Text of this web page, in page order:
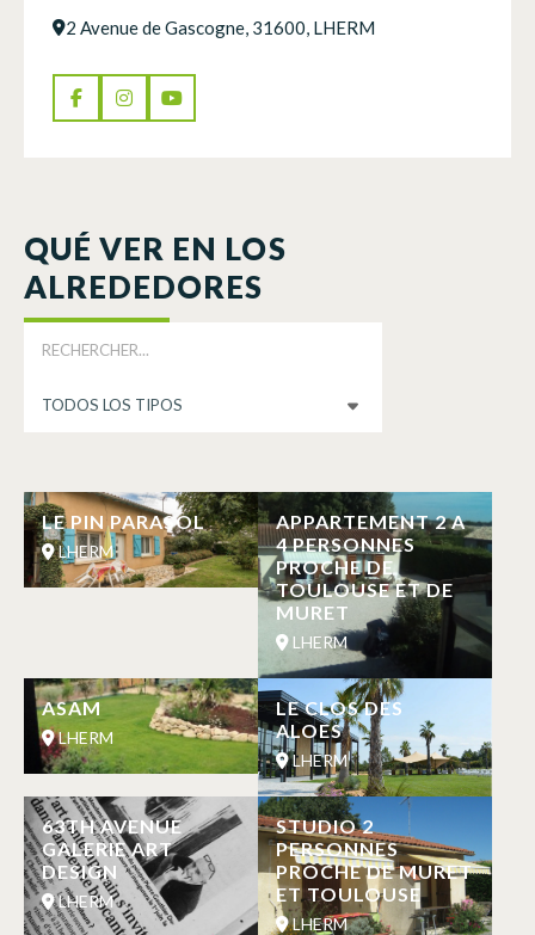
2 Avenue de Gascogne, 31600, LHERM
QUÉ VER EN LOS
ALREDEDORES
LE PIN PARASOL
LHERM
APPARTEMENT 2 A
4 PERSONNES
PROCHE DE
TOULOUSE ET DE
MURET
LHERM
ASAM
LHERM
LE CLOS DES
ALOES
LHERM
63TH AVENUE
GALERIE ART
DESIGN
LHERM
STUDIO 2
PERSONNES
PROCHE DE MURET
ET TOULOUSE
LHERM